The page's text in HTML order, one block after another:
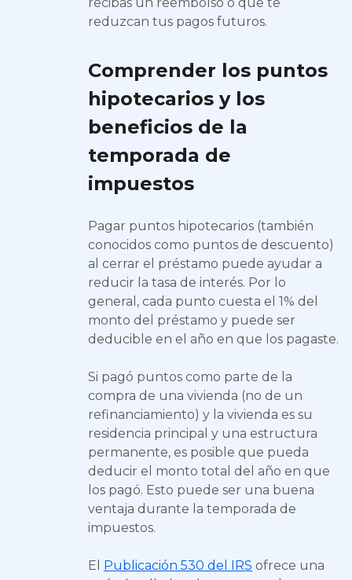
reduzcan tus pagos futuros.
Comprender los puntos
hipotecarios y los
beneficios de la
temporada de
impuestos
Pagar puntos hipotecarios (también
conocidos como puntos de descuento)
al cerrar el préstamo puede ayudar a
reducir la tasa de interés. Por lo
general, cada punto cuesta el 1% del
monto del préstamo y puede ser
deducible en el año en que los pagaste.
Si pagó puntos como parte de la
compra de una vivienda (no de un
refinanciamiento) y la vivienda es su
residencia principal y una estructura
permanente, es posible que pueda
deducir el monto total del año en que
los pagó. Esto puede ser una buena
ventaja durante la temporada de
impuestos.
El Publicación 530 del IRS ofrece una